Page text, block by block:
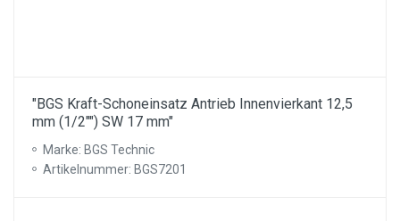
"BGS Kraft-Schoneinsatz Antrieb Innenvierkant 12,5
mm (1/2"") SW 17 mm"
Marke: BGS Technic
Artikelnummer: BGS7201